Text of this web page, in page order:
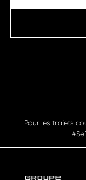
Pour les trajets